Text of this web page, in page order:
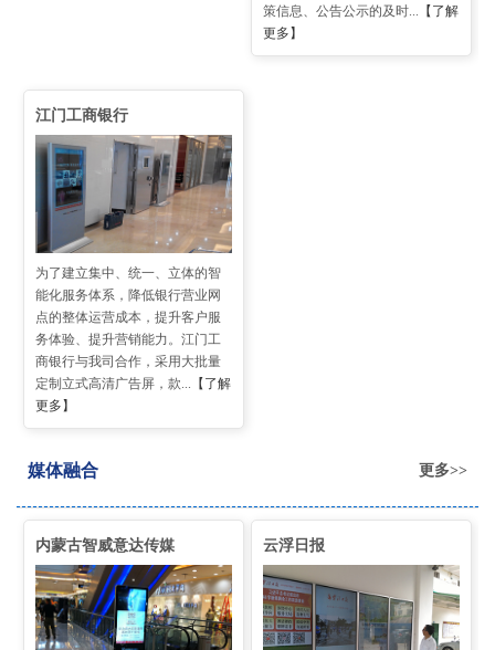
策信息、公告公示的及时...
【了解
更多】
江门工商银行
为了建立集中、统一、立体的智
能化服务体系，降低银行营业网
点的整体运营成本，提升客户服
务体验、提升营销能力。江门工
商银行与我司合作，采用大批量
定制立式高清广告屏，款... 【了解
更多】
媒体融合 更多>>
内蒙古智威意达传媒 云浮日报